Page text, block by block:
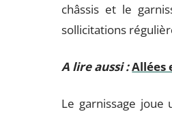
châssis et le
sollicitations
A lire aussi :Allées
Le garnissage joue